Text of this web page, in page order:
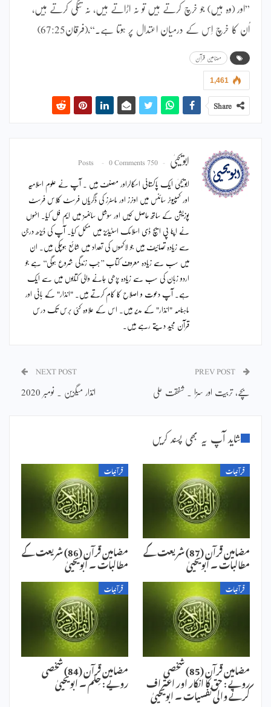
”اور (وہ ہیں) جو خرچ کرتے ہیں تو نہ اڑاتے ہیں، نہ تنگی کرتے ہیں،
اُن کا خرچ اِس کے درمیان اعتدال پر ہوتا ہے۔“،(فرقان67:25)
مضامین قرآن
1,461
Share
ابویحییٰ 750 Posts
0 Comments
ابویحییٰ ایک پاکستانی اسکالراور مصنف ہیں ۔ آپ نے علوم اسلامیہ
اور کمپیوٹر سائنس میں اونرز اور ماسٹرز کی ڈگریاں فرسٹ کلاس فرسٹ
پوزیشن کے ساتھ حاصل کیں اور سوشل سائنسز میں ایم فل کیا۔ انہوں
نے اپنا پی ایچ ڈی اسلامک اسٹیڈیز میں مکمل کیا۔ آپ کی ڈیڑھ درجن
سے زیادہ تصانیف ہیں جو لاکھوں کی تعداد میں شائع ہوچکی ہیں۔ ان
میں سب سے زیادہ معروف کتاب ’’جب زندگی شروع ہوگی‘‘ ہے جو
اردو زبان کی سب سے زیادہ پڑھی جانے والی کتابوں میں سے ایک
ہے۔ آپ دعوت و اصلاح کا کام کرتے ہیں۔ "انذار" کے بانی اور
ماہنامہ "انذار" کے مدیر ہیں۔ اس کے علاوہ کئی برس تک درس
قرآن مجید دیتے رہے ہیں۔
بچے، تربیت اور سزا ۔ شفقت علی
NEXT POST
انذار میگزین ۔ نومبر 2020
شاید آپ یہ بھی پسند کریں
قرآنیات
مضامین قرآن (87) شریعت کے
مطالبات ۔ ابویحییٰ
قرآنیات
مضامین قرآن (86) شریعت کے
مطالبات ۔ ابویحییٰ
قرآنیات
مضامین قرآن (85) شخصی
رویے : حق کا انکار اور اعتراف
کرنے والی نفسیات ۔ ابویحییٰ
قرآنیات
مضامین قرآن (84) شخصی
رویے : حِلم ۔ ابویحییٰ